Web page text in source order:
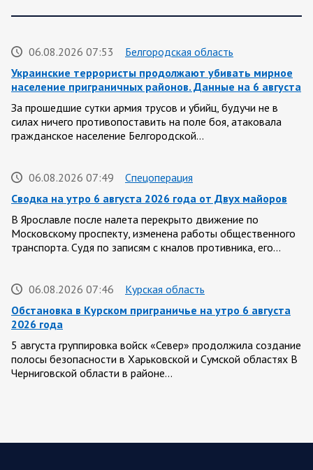
06.08.2026 07:53
Белгородская область
Украинские террористы продолжают убивать мирное
население приграничных районов. Данные на 6 августа
За прошедшие сутки армия трусов и убийц, будучи не в
силах ничего противопоставить на поле боя, атаковала
гражданское население Белгородской…
06.08.2026 07:49
Спецоперация
Сводка на утро 6 августа 2026 года от Двух майоров
В Ярославле после налета перекрыто движение по
Московскому проспекту, изменена работы общественного
транспорта. Судя по записям с кналов противника, его…
06.08.2026 07:46
Курская область
Обстановка в Курском приграничье на утро 6 августа
2026 года
5 августа группировка войск «Север» продолжила создание
полосы безопасности в Харьковской и Сумской областях В
Черниговской области в районе…